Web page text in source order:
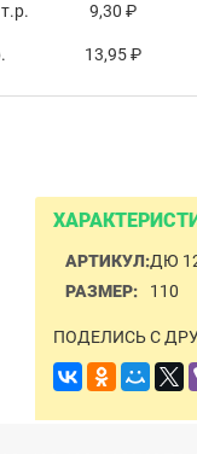
9,30 ₽
13,95 ₽
АРТИКУЛ:ДЮ
РАЗМЕР:
110
ПОДЕЛИСЬ С